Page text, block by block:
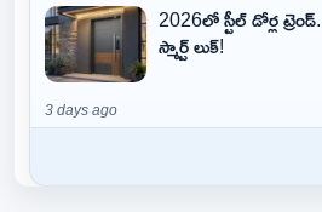
2026లో స్టీల్ డోర్ల
స్మార్ట్ లుక్!
3 days ago